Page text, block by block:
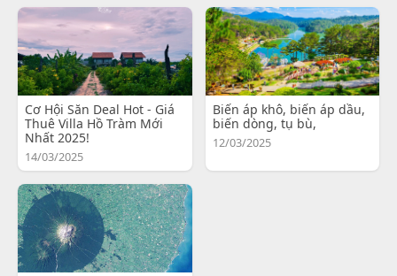
Cơ Hội Săn Deal Hot - Giá
Thuê Villa Hồ Tràm Mới
Nhất 2025!
14/03/2025
Biến áp khô, biến áp dầu,
biến dòng, tụ bù,
12/03/2025